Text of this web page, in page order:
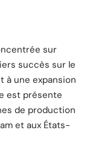
sur
succès sur le
à une expansion
est présente
de production
et aux États-